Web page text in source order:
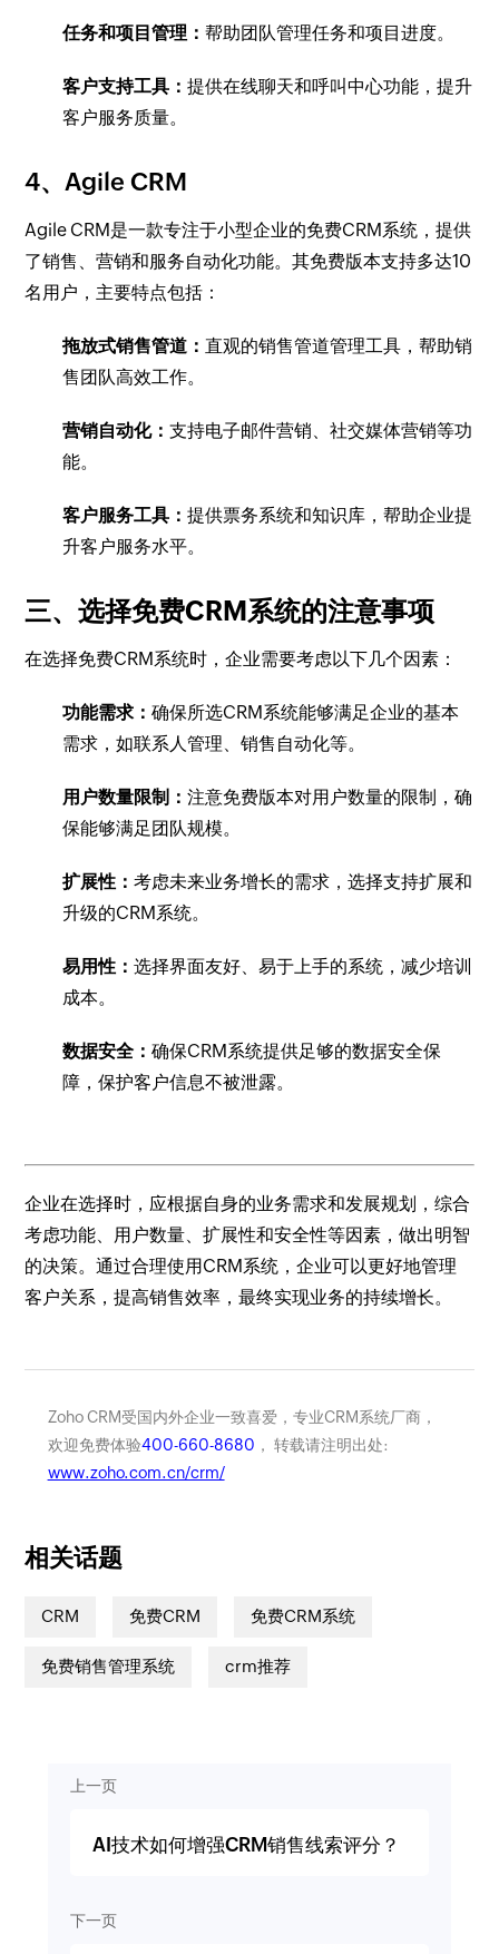
任务和项目管理：帮助团队管理任务和项目进度。
客户支持工具：提供在线聊天和呼叫中心功能，提升
客户服务质量。
4、Agile CRM
Agile CRM是一款专注于小型企业的免费CRM系统，提供
了销售、营销和服务自动化功能。其免费版本支持多达10
名用户，主要特点包括：
拖放式销售管道：直观的销售管道管理工具，帮助销
售团队高效工作。
营销自动化：支持电子邮件营销、社交媒体营销等功
能。
客户服务工具：提供票务系统和知识库，帮助企业提
升客户服务水平。
三、选择免费CRM系统的注意事项
在选择免费CRM系统时，企业需要考虑以下几个因素：
功能需求：确保所选CRM系统能够满足企业的基本
需求，如联系人管理、销售自动化等。
用户数量限制：注意免费版本对用户数量的限制，确
保能够满足团队规模。
扩展性：考虑未来业务增长的需求，选择支持扩展和
升级的CRM系统。
易用性：选择界面友好、易于上手的系统，减少培训
成本。
数据安全：确保CRM系统提供足够的数据安全保
障，保护客户信息不被泄露。
企业在选择时，应根据自身的业务需求和发展规划，综合
考虑功能、用户数量、扩展性和安全性等因素，做出明智
的决策。通过合理使用CRM系统，企业可以更好地管理
客户关系，提高销售效率，最终实现业务的持续增长。
Zoho CRM受国内外企业一致喜爱，专业CRM系统厂商，
欢迎免费体验400-660-8680 ， 转载请注明出处:
www.zoho.com.cn/crm/
相关话题
CRM 免费CRM 免费CRM系统
免费销售管理系统 crm推荐
上一页
AI技术如何增强CRM销售线索评分？
下一页